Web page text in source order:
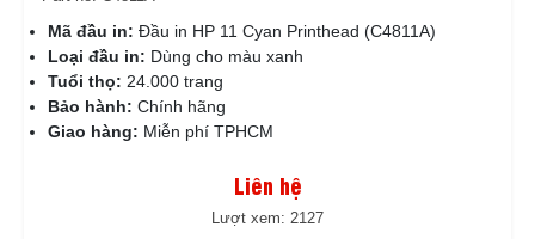
Mã đầu in: Đầu in HP 11 Cyan Printhead (C4811A)
Loại đầu in: Dùng cho màu xanh
Tuổi thọ: 24.000 trang
Bảo hành: Chính hãng
Giao hàng: Miễn phí TPHCM
Liên hệ
Lượt xem: 2127